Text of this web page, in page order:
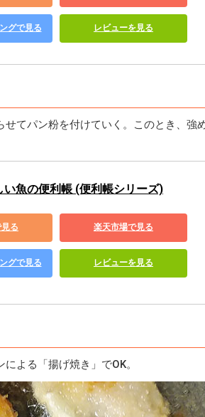
グで見る レビューを見る
てパン粉を付けていく。このとき、強
い魚の便利帳 (便利帳シリーズ)
る 楽天市場で見る
グで見る レビューを見る
よる「揚げ焼き」でOK。